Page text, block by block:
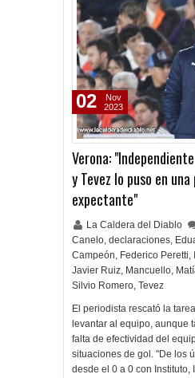
Verona:
y Tevez lo puso en
expectante"
La Caldera del Diablo
Canelo, declaraciones,
Campeón, Federico Peretti,
Javier Ruiz, Mancuello,
Silvio Romero, Tevez
El periodista rescató la
levantar al equipo, aunque
falta de efectividad del
situaciones de gol. "De los
desde el 0 a 0 con Instituto,
02
Nov
2023